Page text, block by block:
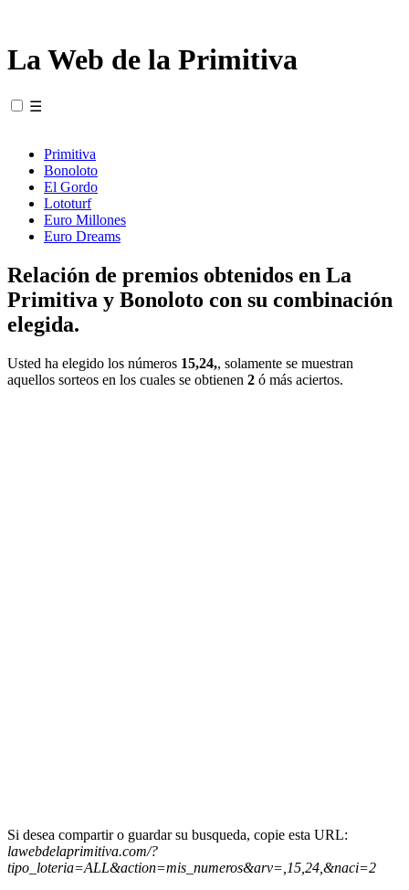
La Web de la Primitiva
☰
Primitiva
Bonoloto
El Gordo
Lototurf
Euro Millones
Euro Dreams
Relación de premios obtenidos en La
Primitiva y Bonoloto con su combinación
elegida.
Usted ha elegido los números 15,24,, solamente se muestran
aquellos sorteos en los cuales se obtienen 2 ó más aciertos.
Si desea compartir o guardar su busqueda, copie esta URL:
lawebdelaprimitiva.com/?
tipo_loteria=ALL&action=mis_numeros&arv=,15,24,&naci=2